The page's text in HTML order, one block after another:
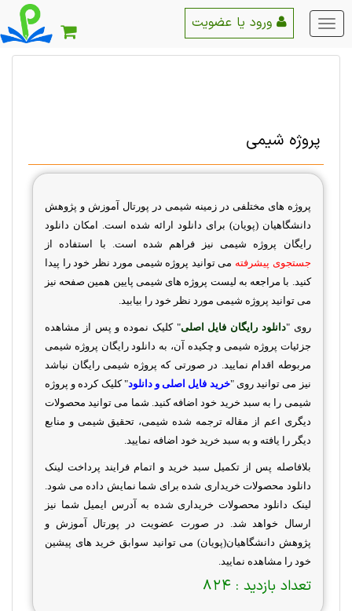
منو
اصلی
پروژه شیمی
پروژه های مختلفی در زمینه شیمی در پورتال آموزش و پژوهش
دانشگاهیان (پویان) برای دانلود ارائه شده است. امکان دانلود
رایگان پروژه شیمی نیز فراهم شده است. با استفاده از
جستجوی پیشرفته می توانید پروژه شیمی مورد نظر خود را پیدا
کنید. با مراجعه به لیست پروژه های شیمی پایین همین صفحه نیز
می توانید پروژه شیمی مورد نظر خود را بیابید.
روی "دانلود رایگان فایل اصلی" کلیک نموده و پس از مشاهده
جزئیات پروژه شیمی و چکیده آن، به دانلود رایگان پروژه شیمی
مربوطه اقدام نمایید. در صورتی که پروژه شیمی رایگان نباشد
نیز می توانید روی "خرید فایل اصلی و دانلود" کلیک کرده و پروژه
شیمی را به سبد خرید خود اضافه کنید. شما می توانید محصولات
دیگری اعم از مقاله ترجمه شده شیمی، تحقیق شیمی و منابع
دیگر را یافته و به سبد خرید خود اضافه نمایید.
بلافاصله پس از تکمیل سبد خرید و اتمام فرایند پرداخت لینک
دانلود محصولات خریداری شده برای شما نمایش داده می شود.
لینک دانلود محصولات خریداری شده به آدرس ایمیل شما نیز
ارسال خواهد شد. در صورت عضویت در پورتال آموزش و
پژوهش دانشگاهیان(پویان) می توانید سوابق خرید های پیشین
خود را مشاهده نمایید.
تعداد بازدید : 824